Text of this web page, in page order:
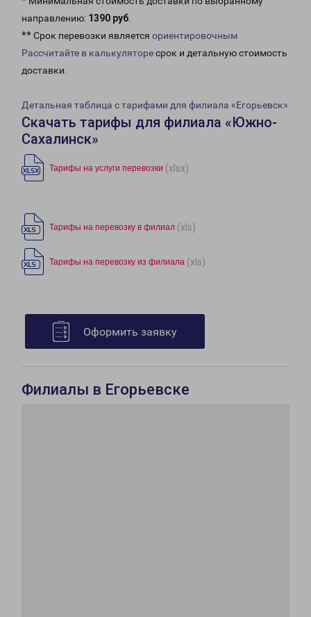
направлению: 1390 руб.
** Срок перевозки является ориентировочным
Рассчитайте в калькуляторесрок и детальную стоимость
доставки.
Детальная таблица с тарифами для филиала «Егорьевск»
Скачать тарифы для филиала «Южно-
Сахалинск»
Тарифы на услуги перевозки (xlsx)
Тарифы на перевозку в филиал (xls)
Тарифы на перевозку из филиала (xls)
Оформить заявку
Филиалы в Егорьевске